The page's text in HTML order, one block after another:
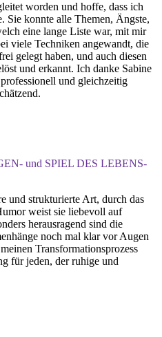
worden und hoffe, dass ich
Sie konnte alle Themen, Ängste,
eine lange Liste war, mit mir
viele Techniken angewandt, die
gelegt haben, und auch diesen
und erkannt. Ich danke Sabine
und gleichzeitig
und SPIEL DES LEBENS-
und strukturierte Art, durch das
weist sie liebevoll auf
herausragend sind die
noch mal klar vor Augen
Transformationsprozess
für jeden, der ruhige und